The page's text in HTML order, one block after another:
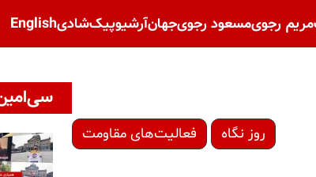
مریم رجویمسعود رجویجهانآرشیوپیک‌شادیEnglish
روز نگاه فعالیت‌های مقاومت